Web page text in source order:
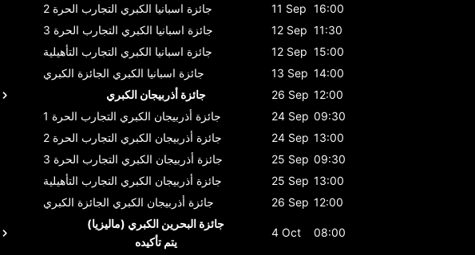
جائزة اسبانيا الكبري التجارب الحرة 2 11 Sep 16:00
جائزة اسبانيا الكبري التجارب الحرة 3 12 Sep 11:30
جائزة اسبانيا الكبري التجارب التأهيلية 12 Sep 15:00
جائزة اسبانيا الكبري الجائزة الكبري 13 Sep 14:00
جائزة أذربيجان الكبري
26 Sep 12:00
جائزة أذربيجان الكبري التجارب الحرة 1 24 Sep 09:30
جائزة أذربيجان الكبري التجارب الحرة 2 24 Sep 13:00
جائزة أذربيجان الكبري التجارب الحرة 3 25 Sep 09:30
جائزة أذربيجان الكبري التجارب التأهيلية 25 Sep 13:00
جائزة أذربيجان الكبري الجائزة الكبري 26 Sep 12:00
جائزة البحرين الكبري (ماليزيا)
يتم تأكيده
4 Oct 08:00